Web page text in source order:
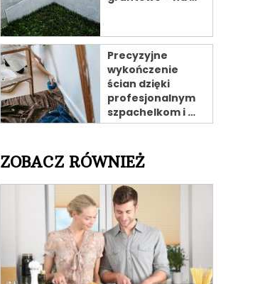
Precyzyjne
wykończenie
ścian dzięki
profesjonalnym
szpachelkom i …
ZOBACZ RÓWNIEŻ